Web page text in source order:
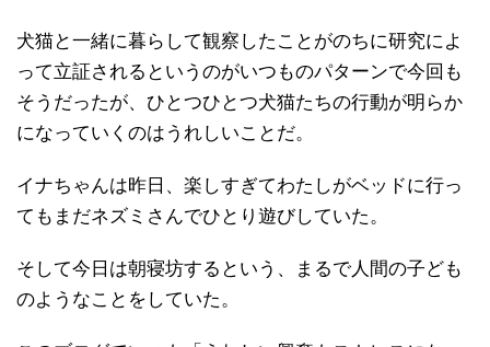
犬猫と一緒に暮らして観察したことがのちに研究によ
って立証されるというのがいつものパターンで今回も
そうだったが、ひとつひとつ犬猫たちの行動が明らか
になっていくのはうれしいことだ。
イナちゃんは昨日、楽しすぎてわたしがベッドに行っ
てもまだネズミさんでひとり遊びしていた。
そして今日は朝寝坊するという、まるで人間の子ども
のようなことをしていた。